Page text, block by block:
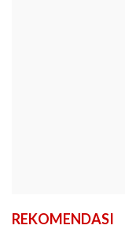
REKOMENDASI